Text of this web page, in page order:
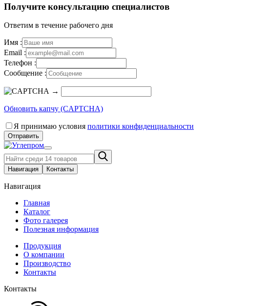
Получите консультацию специалистов
Ответим в течение рабочего дня
Имя :
Email :
Телефон :
Сообщение :
→
Обновить капчу (CAPTCHA)
Я принимаю условия политики конфиденциальности
Отправить
Навигация Контакты
Навигация
Главная
Каталог
Фото галерея
Полезная информация
Продукция
О компании
Производство
Контакты
Контакты